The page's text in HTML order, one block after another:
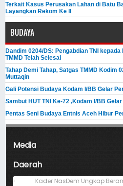
Terkait Kasus Perusakan Lahan di Batu
Layangkan Rekom Ke II
BUDAYA
Dandim 0204/DS: Pengabdian TNI
TMMD Telah Selesai
Tahap Demi Tahap, Satgas TMMD Kodim
Muttaqin
Gali Potensi Budaya Kodam I/BB Gelar
Sambut HUT TNI Ke-72 ,Kodam I/BB
Pentas Seni Budaya Entnis Aceh Hibur
Media
Daerah
Kader NasDem Ungkap